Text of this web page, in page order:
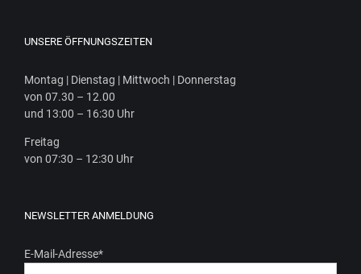
UNSERE ÖFFNUNGSZEITEN
Mon­tag | Diens­tag | Mitt­woch | Donnerstag
von 07.30 – 12.00
und 13:00 – 16:30 Uhr
Frei­tag
von 07:30 – 12:30 Uhr
NEWSLETTER ANMELDUNG
E-Mail-Adresse*